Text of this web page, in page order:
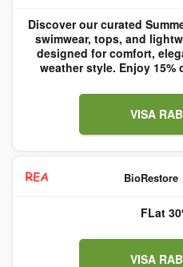
Discover our curated
swimwear, tops, and
designed for comfort,
weather style. Enjoy 15%
VISA
BioRestore
FLat
VISA